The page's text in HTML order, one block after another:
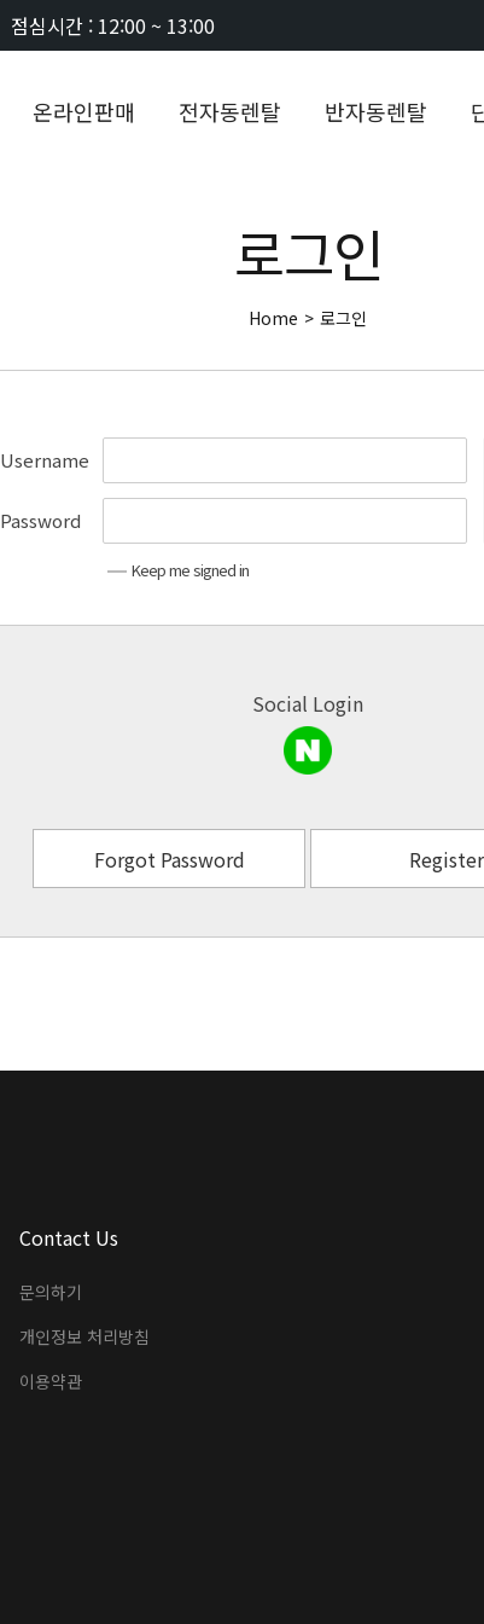
점심시간 : 12:00 ~ 13:00
온라인판매 전자동렌탈 반자동렌탈
로그인
Home > 로그인
Username
Password
Keep me signed in
Social Login
Forgot Password Register
Contact Us
문의하기
개인정보 처리방침
이용약관